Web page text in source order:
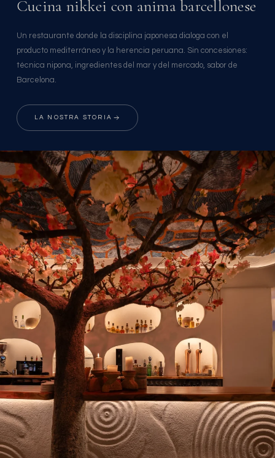
Cucina nikkei con anima barcellonese
Un restaurante donde la disciplina japonesa dialoga con el
producto mediterráneo y la herencia peruana. Sin concesiones:
técnica nipona, ingredientes del mar y del mercado, sabor de
Barcelona.
LA NOSTRA STORIA